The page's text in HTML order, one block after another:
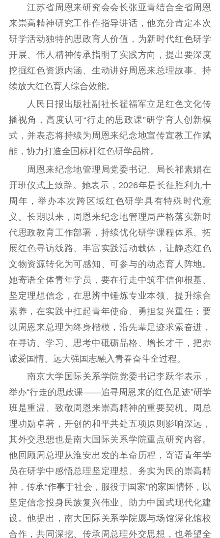
精神文明
文明创建 文明实践
文明培育
先进典型
社会宣传
思想政治教育 爱国主义教育
红色资源保护利
用
新闻出版
扫黄打非
电影工作
电影创作 电影市场
机关党建
党建要闻 学习在线
文化人才
紫金人才 职称评审
数据资源
公共服务
新时代公民素养
提升资源库
新闻出版
政务服务
作品著作权
登记服务
科研创新
服务管理平台
智库服务
管理平台
文艺创作
服务管理
文化产业
统计分析
数字出版
审读服务
新闻发布工作备
案管理系统
电影
服务
理论宣讲
共建共享平台
政工继续教育学
习平台
责任编辑注册
业务申报系统
江苏省周恩来研究会会长张亚青结合全省周恩
来崇高精神研究工作作指导讲话，他充分肯定本次
研学活动独特的思政育人价值，为新时代红色研学
开展、伟人精神传承指明了实践方向，提出要深度
挖掘红色资源内涵、生动讲好周恩来总理故事、持
续放大红色育人综合效能。
人民日报出版社副社长翟福军立足红色文化传
播视角，高度认可“行走的思政课”研学育人创新模
式，并表态将持续为周恩来纪念地宣传宣教工作赋
能，协力打造全国标杆红色研学品牌。
周恩来纪念地管理局党委书记、局长祁素娟在
开班仪式上致辞。她表示，2026年是长征胜利九十
周年，举办本次跨区域红色研学具有特殊时代意
义。长期以来，周恩来纪念地管理局严格落实新时
代思政教育工作部署，持续优化研学课程体系、拓
展红色寻访线路、丰富实践活动载体，让静态红色
文物资源转化为可感知、可参与的动态育人阵地。
她寄语全体青年学员，要在行走中筑牢信仰根基、
坚定理想信念，在思辨中锤炼专业本领、提升综合
素养，在实践中扛起青年使命、勇担复兴重任；要
以周恩来总理为终身楷模，沿先辈足迹求索奋进，
在寻访、学习、思考中砥砺品格、增长才干，把赤
诚爱国情、远大强国志融入青春奋斗全过程。
南京大学国际关系学院党委书记李跃华表示，
举办“行走的思政课——追寻周恩来的红色足迹”研学
班是重温、致敬周恩来崇高精神的重要契机。周总
理功勋卓著，开创的和平共处五项原则影响深远，
其外交思想也是南大国际关系学院重点研究内容。
他回顾周总理从淮安出发的革命历程，寄语青年学
员在研学中感悟总理坚定理想、务实为民的崇高精
神，传承“作事于社会，服役于国家”的家国情怀，以
坚定信念投身民族复兴伟业、助力中国式现代化建
设。他提出，南大国际关系学院愿与场馆深化馆校
合作，共同深挖、传承周总理外交思想，也希望全